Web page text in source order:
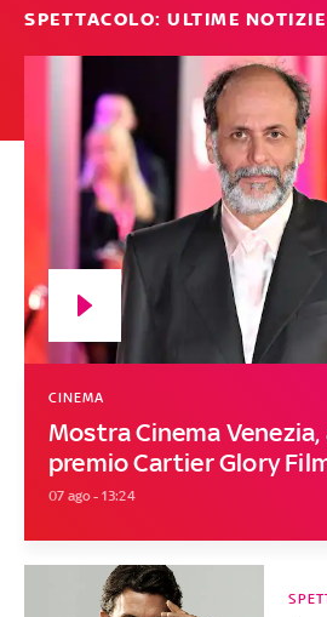
SPETTACOLO: ULTIME NOTIZIE
Mostra Cinema
premio Cartier Glory
CINEMA
07 ago - 13:24